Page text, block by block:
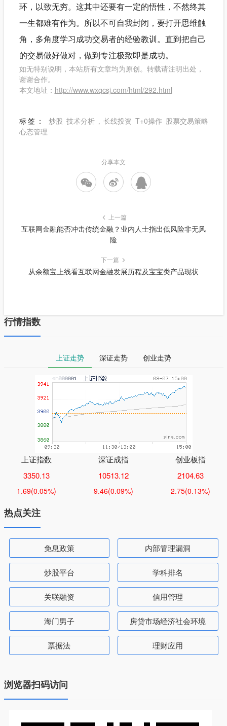
环，以致无穷。这其中还要有一定的悟性，不然终其
一生都难有作为。所以不可自我封闭，要打开思维触
角，多角度学习成功交易者的经验教训。直到把自己
的交易做好做对，做到专注极致即是成功。
如无特别说明，本站所有文章均为原创。转载请注明出处，
谢谢合作。
本文地址： http://www.wxqcsj.com/html/292.html
标签： 炒股 技术分析 , 长线投资 T+0操作 股票交易策略
心态管理
分享本文
上一篇
互联网金融能否冲击传统金融？业内人士指出低风险非无风
险
下一篇
从余额宝上线看互联网金融发展历程及宝宝类产品现状
行情指数
上证走势 深证走势 创业走势
上证指数
3350.13
1.69(0.05%)
深证成指
10513.12
9.46(0.09%)
创业板指
2104.63
2.75(0.13%)
热点关注
免息政策 内部管理漏洞
炒股平台 学科排名
关联融资 信用管理
海门男子 房贷市场经济社会环境
票据法 理财应用
浏览器扫码访问